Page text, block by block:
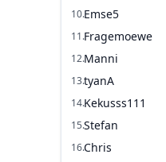
10.Emse5
11.Fragemoewe
12.Manni
13.tyanA
14.Kekusss111
15.Stefan
16.Chris